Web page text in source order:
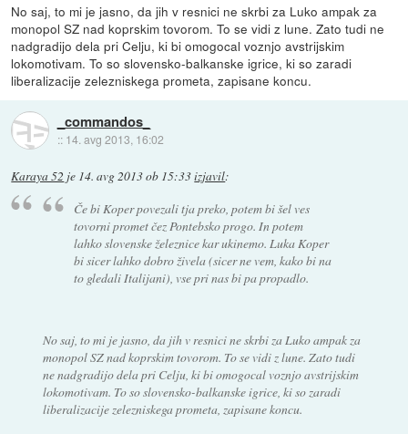
No saj, to mi je jasno, da jih v resnici ne skrbi za Luko ampak za
monopol SZ nad koprskim tovorom. To se vidi z lune. Zato tudi ne
nadgradijo dela pri Celju, ki bi omogocal voznjo avstrijskim
lokomotivam. To so slovensko-balkanske igrice, ki so zaradi
liberalizacije zelezniskega prometa, zapisane koncu.
_commandos_
:: 14. avg 2013, 16:02
Karaya 52 je 14. avg 2013 ob 15:33izjavil:
Če bi Koper povezali tja preko, potem bi šel ves
tovorni promet čez Pontebsko progo. In potem
lahko slovenske železnice kar ukinemo. Luka Koper
bi sicer lahko dobro živela (sicer ne vem, kako bi na
to gledali Italijani), vse pri nas bi pa propadlo.
No saj, to mi je jasno, da jih v resnici ne skrbi za Luko ampak za
monopol SZ nad koprskim tovorom. To se vidi z lune. Zato tudi
ne nadgradijo dela pri Celju, ki bi omogocal voznjo avstrijskim
lokomotivam. To so slovensko-balkanske igrice, ki so zaradi
liberalizacije zelezniskega prometa, zapisane koncu.